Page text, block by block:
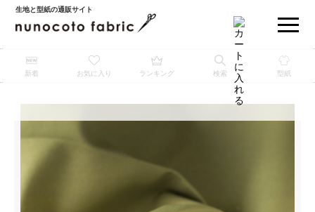
生地と型紙の通販サイト
新着 お気に入り ランキング 検索 型紙